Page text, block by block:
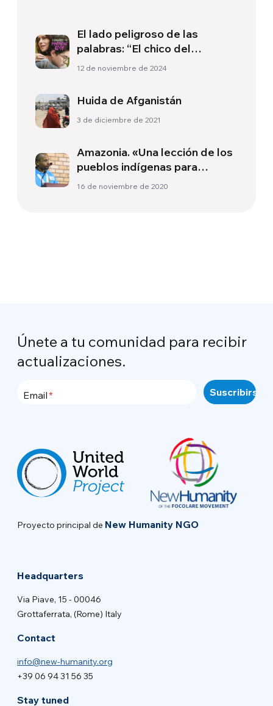
El lado peligroso de las
palabras: “El chico del
pantalón rosa”
12 de noviembre de 2024
Huida de Afganistán
3 de diciembre de 2021
Amazonia. «Una lección de los
pueblos indígenas para
cambiar la economía»
16 de noviembre de 2020
Únete a tu comunidad para recibir
actualizaciones.
Email
Proyecto principal de New Humanity NGO
Headquarters
Via Piave, 15 - 00046
Grottaferrata, (Rome) Italy
Contact
info@new-humanity.org
+39 06 94 31 56 35
Stay tuned